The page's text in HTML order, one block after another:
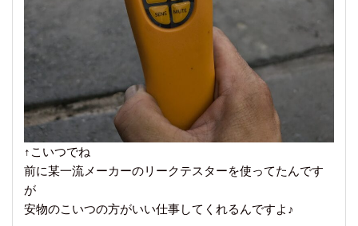
↑こいつでね
前に某一流メーカーのリークテスターを使ってたんです
が
安物のこいつの方がいい仕事してくれるんですよ♪